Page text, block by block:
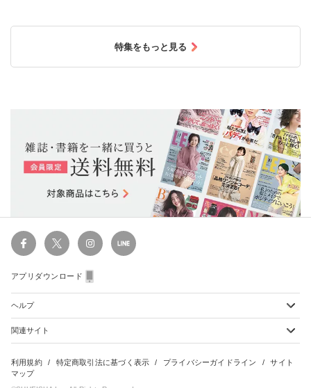
特集をもっと見る
アプリダウンロード
ヘルプ
ショッピングガイド
会員特典のご案内
関連サイト
雑誌定期購読について
集英社Webマガジン Cobalt
利用規約 特定商取引法に基づく表示 プライバシーガイドライン
サイト
マップ